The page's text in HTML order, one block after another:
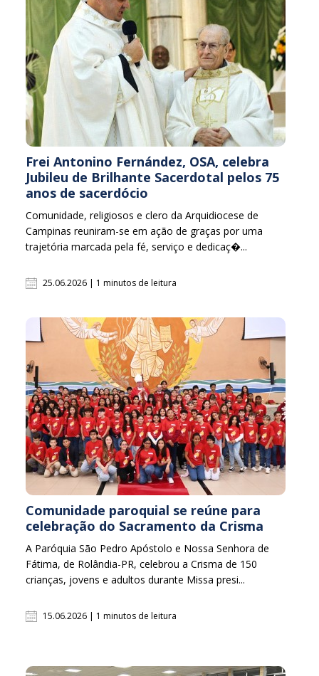
Frei Antonino Fernández, OSA, celebra
Jubileu de Brilhante Sacerdotal pelos 75
anos de sacerdócio
Comunidade, religiosos e clero da Arquidiocese de
Campinas reuniram-se em ação de graças por uma
trajetória marcada pela fé, serviço e dedicaç�...
25.06.2026 | 1 minutos de leitura
Comunidade paroquial se reúne para
celebração do Sacramento da Crisma
A Paróquia São Pedro Apóstolo e Nossa Senhora de
Fátima, de Rolândia-PR, celebrou a Crisma de 150
crianças, jovens e adultos durante Missa presi...
15.06.2026 | 1 minutos de leitura